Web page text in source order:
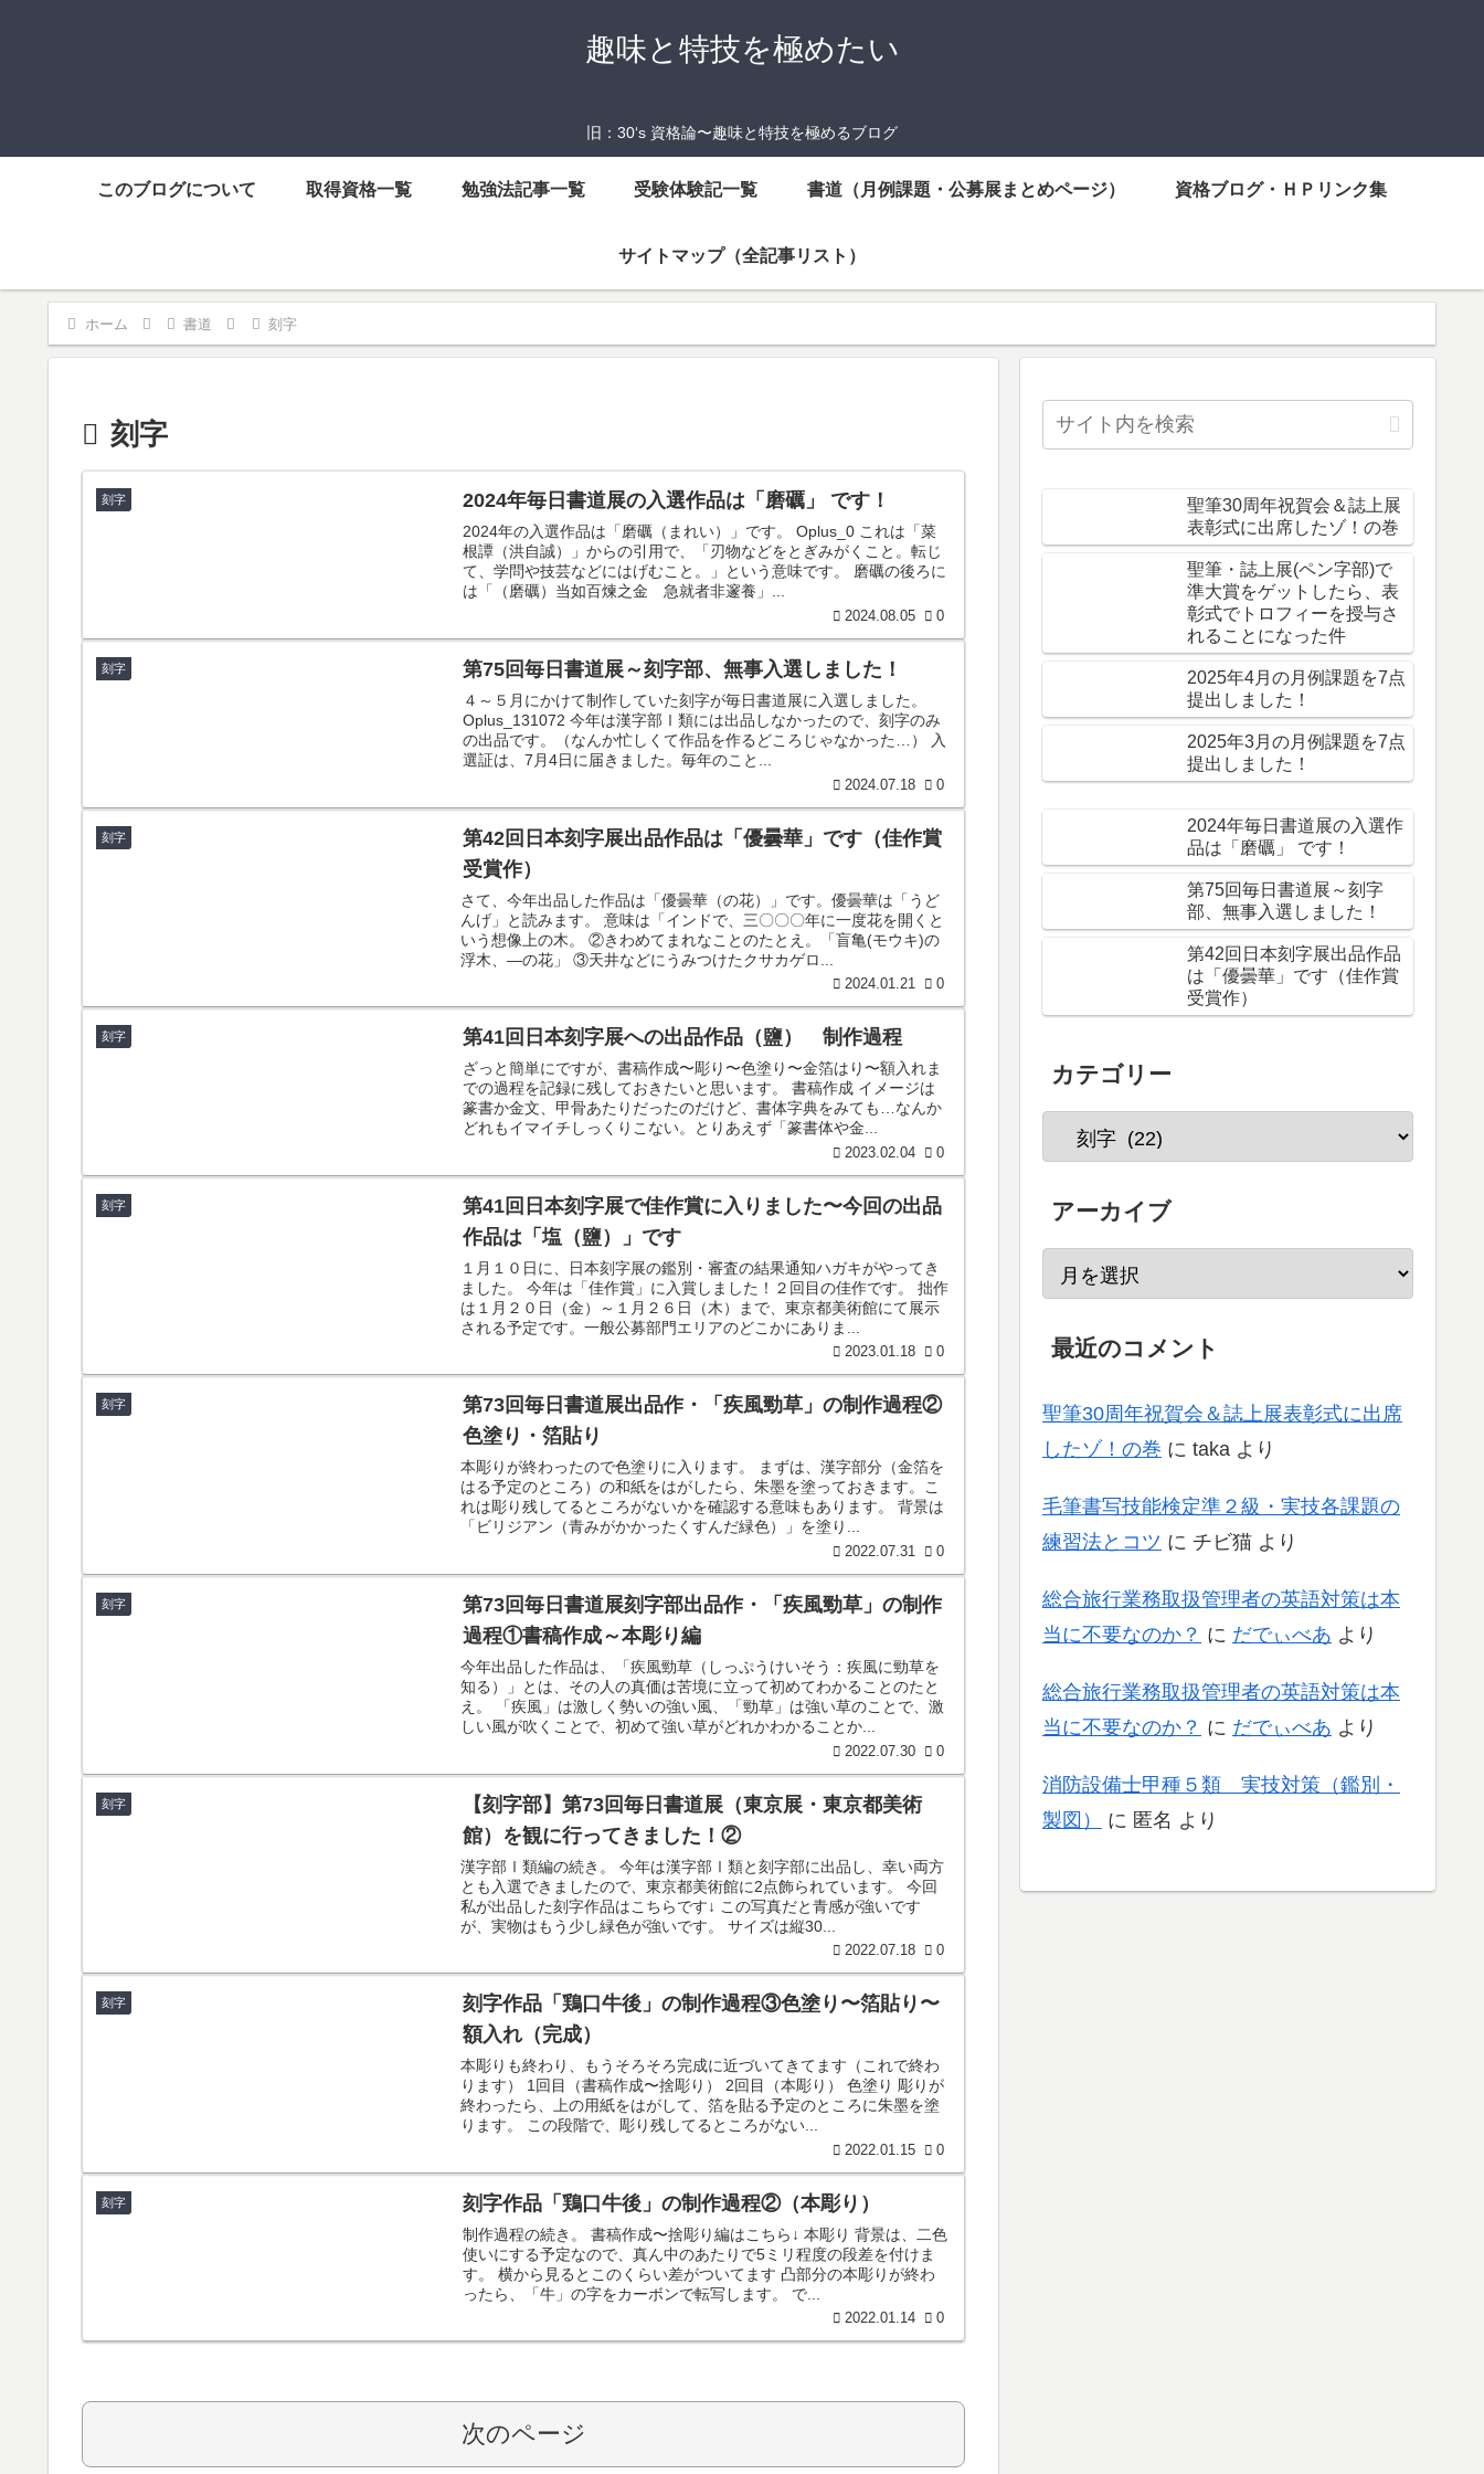
趣味と特技を極めたい
旧：30‘s 資格論〜趣味と特技を極めるブログ
このブログについて 取得資格一覧 勉強法記事一覧 受験体験記一覧 書道（月例課題・公募展まとめページ） 資格ブログ・ＨＰリンク集
サイトマップ（全記事リスト）
ホーム 書道 刻字
刻字
刻字 2024年毎日書道展の入選作品は「磨礪」 です！
2024年の入選作品は「磨礪（まれい）」です。 Oplus_0 これは「菜
根譚（洪自誠）」からの引用で、「刃物などをとぎみがくこと。転じ
て、学問や技芸などにはげむこと。」という意味です。 磨礪の後ろに
は「（磨礪）当如百煉之金 急就者非邃養」...
2024.08.05 0
刻字 第75回毎日書道展～刻字部、無事入選しました！
４～５月にかけて制作していた刻字が毎日書道展に入選しました。
Oplus_131072 今年は漢字部Ⅰ類には出品しなかったので、刻字のみ
の出品です。（なんか忙しくて作品を作るどころじゃなかった…） 入
選証は、7月4日に届きました。毎年のこと...
2024.07.18 0
刻字
第42回日本刻字展出品作品は「優曇華」です（佳作賞
受賞作）
さて、今年出品した作品は「優曇華（の花）」です。優曇華は「うど
んげ」と読みます。 意味は「インドで、三〇〇〇年に一度花を開くと
いう想像上の木。 ②きわめてまれなことのたとえ。「盲亀(モウキ)の
浮木、―の花」 ③天井などにうみつけたクサカゲロ...
2024.01.21 0
刻字 第41回日本刻字展への出品作品（鹽） 制作過程
ざっと簡単にですが、書稿作成〜彫り〜色塗り〜金箔はり〜額入れま
での過程を記録に残しておきたいと思います。 書稿作成 イメージは
篆書か金文、甲骨あたりだったのだけど、書体字典をみても…なんか
どれもイマイチしっくりこない。とりあえず「篆書体や金...
2023.02.04 0
刻字
第41回日本刻字展で佳作賞に入りました〜今回の出品
作品は「塩（鹽）」です
１月１０日に、日本刻字展の鑑別・審査の結果通知ハガキがやってき
ました。 今年は「佳作賞」に入賞しました！２回目の佳作です。 拙作
は１月２０日（金）～１月２６日（木）まで、東京都美術館にて展示
される予定です。一般公募部門エリアのどこかにありま...
2023.01.18 0
刻字
第73回毎日書道展出品作・「疾風勁草」の制作過程②
色塗り・箔貼り
本彫りが終わったので色塗りに入ります。 まずは、漢字部分（金箔を
はる予定のところ）の和紙をはがしたら、朱墨を塗っておきます。こ
れは彫り残してるところがないかを確認する意味もあります。 背景は
「ビリジアン（青みがかかったくすんだ緑色）」を塗り...
2022.07.31 0
刻字
第73回毎日書道展刻字部出品作・「疾風勁草」の制作
過程①書稿作成～本彫り編
今年出品した作品は、「疾風勁草（しっぷうけいそう：疾風に勁草を
知る）」とは、その人の真価は苦境に立って初めてわかることのたと
え。 「疾風」は激しく勢いの強い風、「勁草」は強い草のことで、激
しい風が吹くことで、初めて強い草がどれかわかることか...
2022.07.30 0
刻字
【刻字部】第73回毎日書道展（東京展・東京都美術
館）を観に行ってきました！②
漢字部Ⅰ類編の続き。 今年は漢字部Ⅰ類と刻字部に出品し、幸い両方
とも入選できましたので、東京都美術館に2点飾られています。 今回
私が出品した刻字作品はこちらです↓ この写真だと青感が強いです
が、実物はもう少し緑色が強いです。 サイズは縦30...
2022.07.18 0
刻字
刻字作品「鶏口牛後」の制作過程③色塗り〜箔貼り〜
額入れ（完成）
本彫りも終わり、もうそろそろ完成に近づいてきてます（これで終わ
ります） 1回目（書稿作成〜捨彫り） 2回目（本彫り） 色塗り 彫りが
終わったら、上の用紙をはがして、箔を貼る予定のところに朱墨を塗
ります。 この段階で、彫り残してるところがない...
2022.01.15 0
刻字 刻字作品「鶏口牛後」の制作過程②（本彫り）
制作過程の続き。 書稿作成〜捨彫り編はこちら↓ 本彫り 背景は、二色
使いにする予定なので、真ん中のあたりで5ミリ程度の段差を付けま
す。 横から見るとこのくらい差がついてます 凸部分の本彫りが終わ
ったら、「牛」の字をカーボンで転写します。 で...
2022.01.14 0
次のページ
聖筆30周年祝賀会＆誌上展
表彰式に出席したゾ！の巻
聖筆・誌上展(ペン字部)で
準大賞をゲットしたら、表
彰式でトロフィーを授与さ
れることになった件
2025年4月の月例課題を7点
提出しました！
2025年3月の月例課題を7点
提出しました！
2024年毎日書道展の入選作
品は「磨礪」 です！
第75回毎日書道展～刻字
部、無事入選しました！
第42回日本刻字展出品作品
は「優曇華」です（佳作賞
受賞作）
カテゴリー
アーカイブ
最近のコメント
聖筆30周年祝賀会＆誌上展表彰式に出席
したゾ！の巻 に taka より
毛筆書写技能検定準２級・実技各課題の
練習法とコツ に チビ猫 より
総合旅行業務取扱管理者の英語対策は本
当に不要なのか？ に だでぃべあ より
総合旅行業務取扱管理者の英語対策は本
当に不要なのか？ に だでぃべあ より
消防設備士甲種５類 実技対策（鑑別・
製図）
に 匿名 より